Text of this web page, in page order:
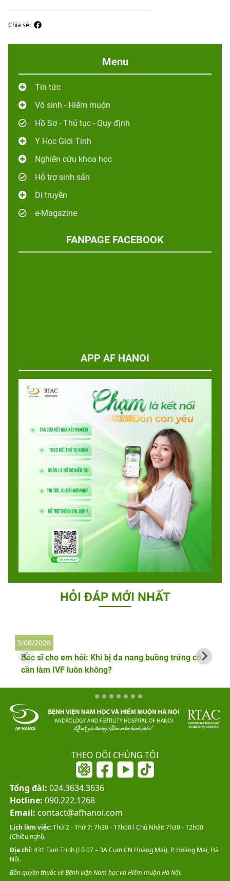
Chia sẻ:
Menu
Tin tức
Vô sinh - Hiếm muộn
Hồ Sơ - Thủ tục - Quy định
Y Học Giới Tính
Nghiên cứu khoa học
Hỗ trợ sinh sản
Di truyền
e-Magazine
FANPAGE FACEBOOK
APP AF HANOI
HỎI ĐÁP MỚI NHẤT
Bác sĩ cho em hỏi: Khi bị đa nang buồng trứng có
cần làm IVF luôn không?
3/08/2026
THEO DÕI CHÚNG TÔI
Tổng đài: 024.3634.3636
Hotline: 090.222.1268
Email: contact@afhanoi.com
Lịch làm việc:Thứ 2 - Thứ 7: 7h30 - 17h00 l Chủ Nhật: 7h30 - 12h00
(Chiều nghỉ).
Địa chỉ:431 Tam Trinh (Lô 07 – 3A Cụm CN Hoàng Mai), P. Hoàng Mai, Hà
Nội.
Bản quyền thuộc về Bệnh viện Nam học và Hiếm muộn Hà Nội.